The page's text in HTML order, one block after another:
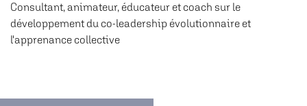
Consultant, animateur, éducateur et coach sur le
développement du co-leadership évolutionnaire et
l'apprenance collective